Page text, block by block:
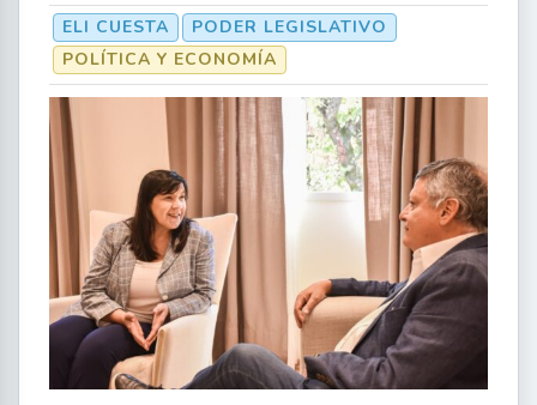
ELI CUESTA
PODER LEGISLATIVO
POLÍTICA Y ECONOMÍA